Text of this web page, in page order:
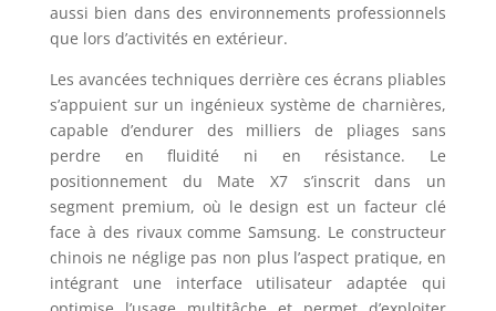
aussi bien dans des environnements professionnels
que lors d’activités en extérieur.
Les avancées techniques derrière ces écrans pliables
s’appuient sur un ingénieux système de charnières,
capable d’endurer des milliers de pliages sans
perdre en fluidité ni en résistance. Le
positionnement du Mate X7 s’inscrit dans un
segment premium, où le design est un facteur clé
face à des rivaux comme Samsung. Le constructeur
chinois ne néglige pas non plus l’aspect pratique, en
intégrant une interface utilisateur adaptée qui